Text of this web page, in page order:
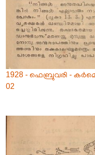
1928 - ഫെബ്രുവരി -
02